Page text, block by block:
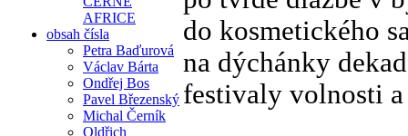
AFRICE
obsah čísla
Petra Baďurová
Václav Bárta
Ondřej Bos
Pavel Březenský
Michal Černík
Oldřich
do kosmetického
na dýchánky
festivaly volnosti